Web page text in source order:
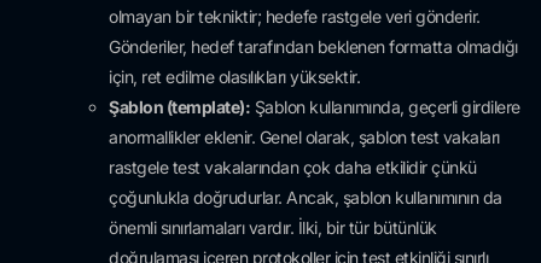
olmayan bir tekniktir; hedefe rastgele veri gönderir.
Gönderiler, hedef tarafından beklenen formatta olmadığı
için, ret edilme olasılıkları yüksektir.
Şablon (template): Şablon kullanımında, geçerli girdilere
anormallikler eklenir. Genel olarak, şablon test vakaları
rastgele test vakalarından çok daha etkilidir çünkü
çoğunlukla doğrudurlar. Ancak, şablon kullanımının da
önemli sınırlamaları vardır. İlki, bir tür bütünlük
doğrulaması içeren protokoller için test etkinliği sınırlı